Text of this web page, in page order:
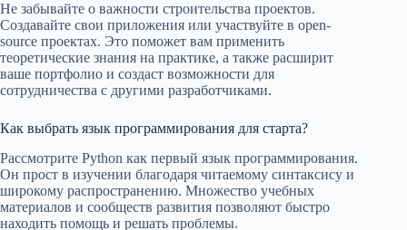
Не забывайте о важности строительства проектов.
Создавайте свои приложения или участвуйте в open-
source проектах. Это поможет вам применить
теоретические знания на практике, а также расширит
ваше портфолио и создаст возможности для
сотрудничества с другими разработчиками.
Как выбрать язык программирования для старта?
Рассмотрите Python как первый язык программирования.
Он прост в изучении благодаря читаемому синтаксису и
широкому распространению. Множество учебных
материалов и сообществ развития позволяют быстро
находить помощь и решать проблемы.